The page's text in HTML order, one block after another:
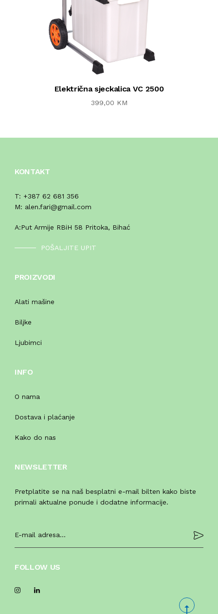
Električna sjeckalica VC 2500
399,00 KM
KONTAKT
T: +387 62 681 356
M: alen.fari@gmail.com
A:Put Armije RBiH 58 Pritoka, Bihać
POŠALJITE UPIT
PROIZVODI
Alati mašine
Biljke
Ljubimci
INFO
O nama
Dostava i plaćanje
Kako do nas
NEWSLETTER
Pretplatite se na naš besplatni e-mail bilten kako biste
primali aktualne ponude i dodatne informacije.
FOLLOW US